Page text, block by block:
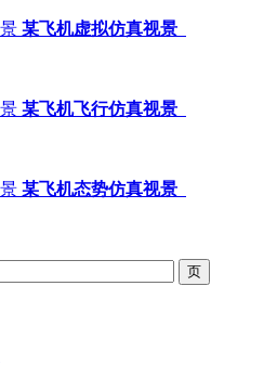
某飞机虚拟仿真视景
某飞机飞行仿真视景
某飞机态势仿真视景